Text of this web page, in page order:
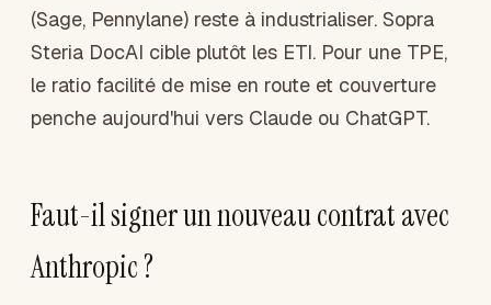
(Sage, Pennylane) reste à industrialiser. Sopra
Steria DocAI cible plutôt les ETI. Pour une TPE,
le ratio facilité de mise en route et couverture
penche aujourd'hui vers Claude ou ChatGPT.
Faut-il signer un nouveau contrat avec
Anthropic ?